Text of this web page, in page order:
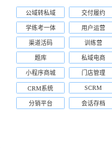
公域转私域 交付履约
学练考一体 用户运营
渠道活码 训练营
题库 私域电商
小程序商城 门店管理
CRM系统 SCRM
分销平台 会话存档